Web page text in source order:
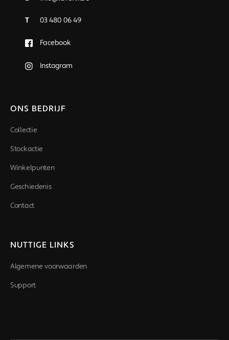
T 03 480 06 49
Facebook
Instagram
ONS BEDRIJF
Collectie
Stockactie
Winkelpunten
Geschiedenis
Contact
NUTTIGE LINKS
Algemene voorwaarden
Support